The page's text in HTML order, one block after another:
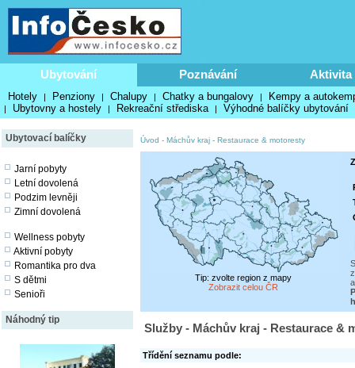
Ubytování Poznávání Aktivita
Hotely | Penziony | Chalupy | Chatky a bungalovy | Kempy a
| Ubytovny a hostely | Rekreační střediska | Výhodné balíčky ubytování
Ubytovací balíčky
Jarní pobyty
Letní dovolená
Podzim levněji
Zimní dovolená
Wellness pobyty
Aktivní pobyty
Romantika pro dva
S dětmi
Senioři
Náhodný tip
Úvod - Máchův kraj - Restaurace & motoresty
Tip: zvolte region z mapy
Zobrazit celou ČR
Služby - Máchův kraj - Restaurace &
Třídění seznamu podle: